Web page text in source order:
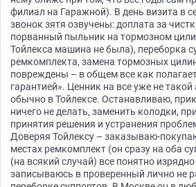
филиал на Гаражной). В день визита в
звонок зятя озвучены: доплата за
порванный пыльник на тормозном
Тойлекса машина не была), переборка
ремкомплекта, замена тормозных
повреждены – в общем все как
гарантией». Ценник на все уже не
обычно в Тойлексе. Останавливаю,
ничего не делать, заменить колодки,
принятия решения и устранения
Доверяя Тойлексу – заказываю-
местах ремкомплект (он сразу на оба
(на всякий случай) все понятно
записываюсь в проверенный лично не